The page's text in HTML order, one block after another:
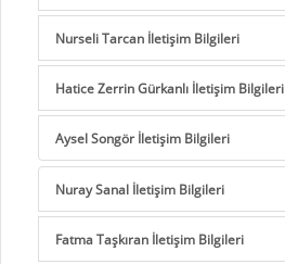
Nurseli Tarcan İletişim Bilgileri
Hatice Zerrin Gürkanlı İletişim Bilgileri
Aysel Songör İletişim Bilgileri
Nuray Sanal İletişim Bilgileri
Fatma Taşkıran İletişim Bilgileri